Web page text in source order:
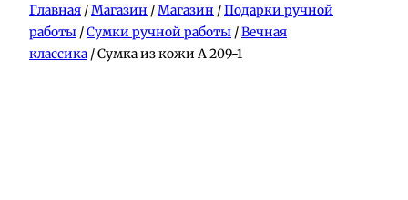
Главная /Магазин /Магазин /Подарки ручной
работы /Сумки ручной работы /Вечная
классика / Сумка из кожи А 209-1